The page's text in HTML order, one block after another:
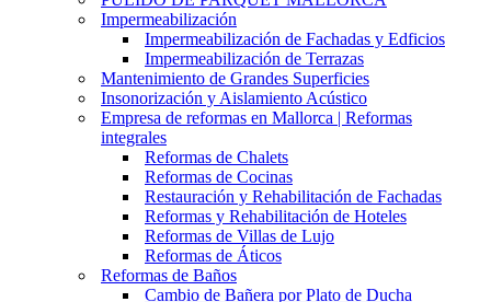
Impermeabilización
Impermeabilización de Fachadas y Edficios
Impermeabilización de Terrazas
Mantenimiento de Grandes Superficies
Insonorización y Aislamiento Acústico
Empresa de reformas en Mallorca | Reformas
integrales
Reformas de Chalets
Reformas de Cocinas
Restauración y Rehabilitación de Fachadas
Reformas y Rehabilitación de Hoteles
Reformas de Villas de Lujo
Reformas de Áticos
Reformas de Baños
Cambio de Bañera por Plato de Ducha